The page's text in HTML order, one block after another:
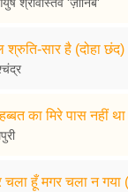
सार है (दोहा छंद)
का मिरे पास नहीं
चला हूँ मगर चला न